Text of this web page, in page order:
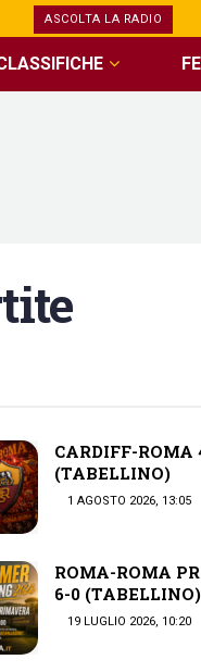
ASCOLTA LA RADIO
CARDIFF-ROMA
(TABELLINO)
1 AGOSTO 2026, 13:05
ROMA-ROMA
6-0 (TABELLINO)
19 LUGLIO 2026, 10:20